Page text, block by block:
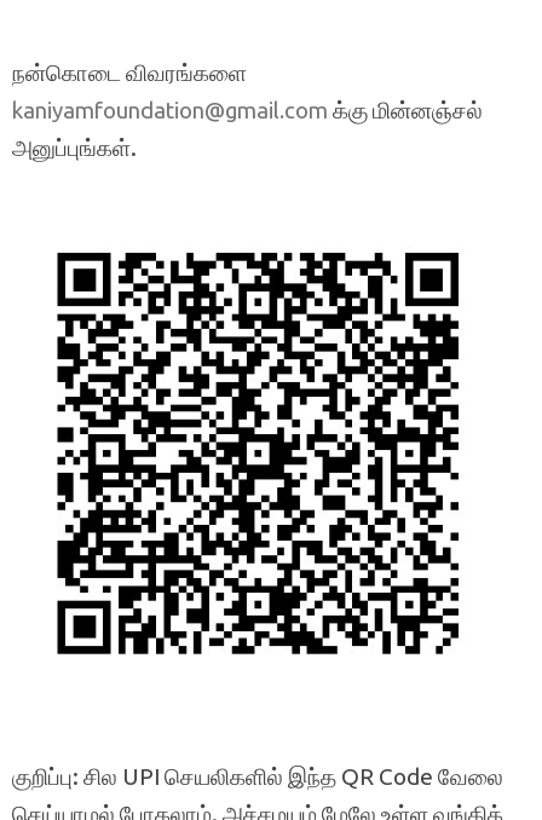
நன்கொடை விவரங்களை
kaniyamfoundation@gmail.com க்கு மின்னஞ்சல்
அனுப்புங்கள்.
குறிப்பு: சில UPI செயலிகளில் இந்த QR Code வேலை
செய்யாமல் போகலாம். அச்சமயம் மேலே உள்ள வங்கிக்